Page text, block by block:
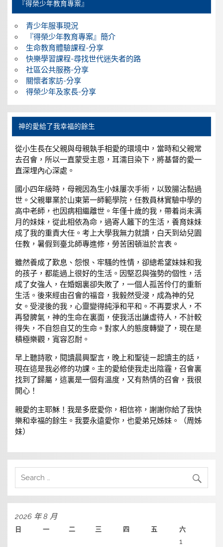
『得榮少年教育專案』
青少年服事現況
『得榮少年教育專案』簡介
生命教育體驗課程-分享
快樂學習課程-尋找世代迷失者的路
社區公共服務-分享
關懷者家訪-分享
得榮少年及家長-分享
神的愛給了我幸福的餘生
從小生長在父親與母親執手相愛的環境中，當時和父親常
去召會，所以一直蒙受主恩，耳濡目染下，將基督的愛一
直深埋內心深處。
國小四年級時，母親因為生小妹屢次手術，以致腸沾黏過
世。父親畢業於山東第一師範學院，任教員林實驗中學的
高中老師，也因病相繼離世。年僅十歲的我，帶着尚未满
月的妹妹，從此相依為命，過寄人籬下的生活，養育妹妹
成了我的重責大任。考上大學我無力就讀，白天到幼兒園
任教，暑假到臺北師專進修，勞苦困頓溢於言表。
雖然養成了歎息、怨恨、牢騷的性情，卻總希望妹妹和我
的孩子，都能過上很好的生活。因堅忍與強勢的個性，活
成了女強人，在婚姻裏卻失敗了，一個人孤苦伶仃的重新
生活。後來經由召會的福音，我毅然受浸，成為神的兒
女。受浸後的我，心靈變得純淨和平和。不再要求人，不
再發脾氣，神的生命在裏面，使我活出謙虛待人，不計較
得失，不自怨自艾的生命。對家人的態度轉變了，現在是
積極樂觀，寬容忍耐。
早上聽詩歌，閱讀晨興聖言，晚上和聖徒ㄧ起讀主的話，
現在這是我必修的功課。主的愛給使我走出陰霾，召會裏
找到了歸屬，這裏是一個有溫度，又有熱情的召會，我很
開心！
親愛的主耶穌！我是多麽愛你，相信祢，謝謝你給了我快
樂和幸福的餘生。我要永遠愛你，也愛弟兄姊妹。（周姊
妹）
2026 年 8 月
日 一 二 三 四 五 六
1